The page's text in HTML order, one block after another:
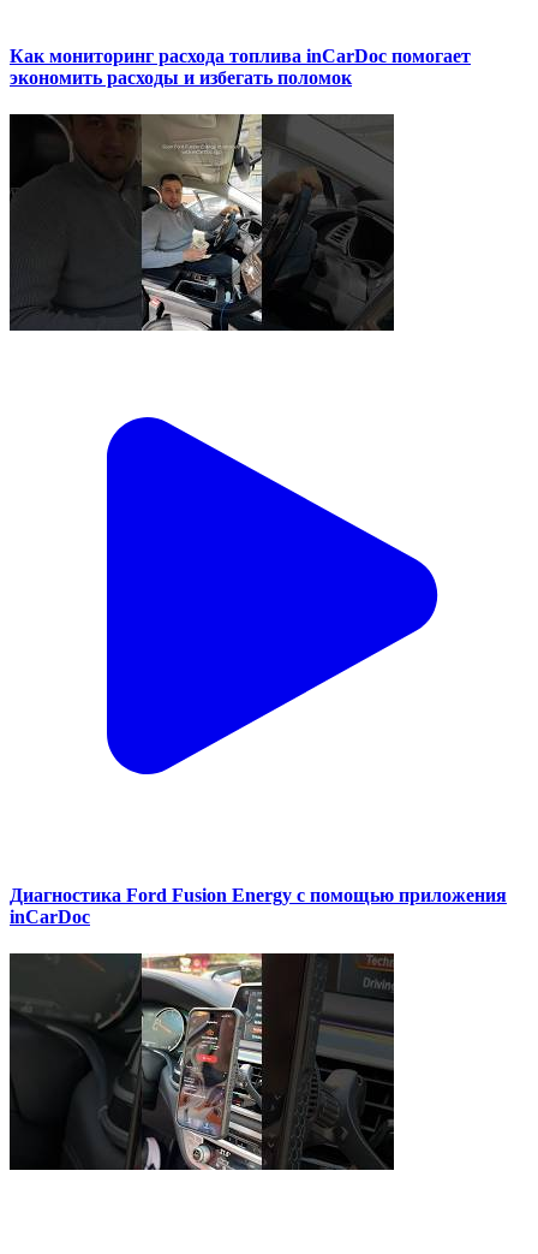
Как мониторинг расхода топлива inCarDoc помогает
экономить расходы и избегать поломок
Диагностика Ford Fusion Energy с помощью приложения
inCarDoc